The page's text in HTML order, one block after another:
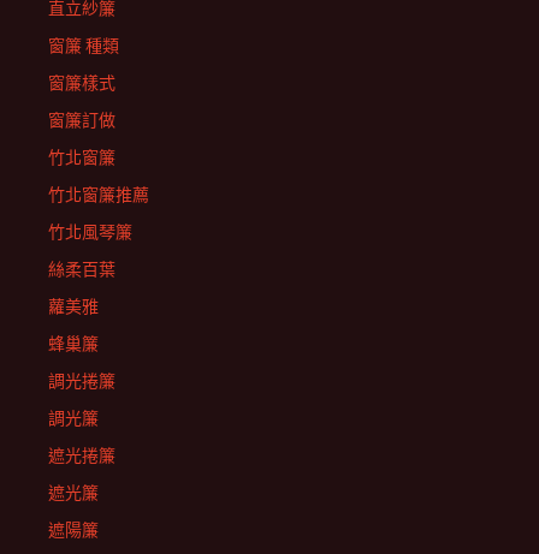
直立紗簾
窗簾 種類
窗簾樣式
窗簾訂做
竹北窗簾
竹北窗簾推薦
竹北風琴簾
絲柔百葉
蘿美雅
蜂巢簾
調光捲簾
調光簾
遮光捲簾
遮光簾
遮陽簾